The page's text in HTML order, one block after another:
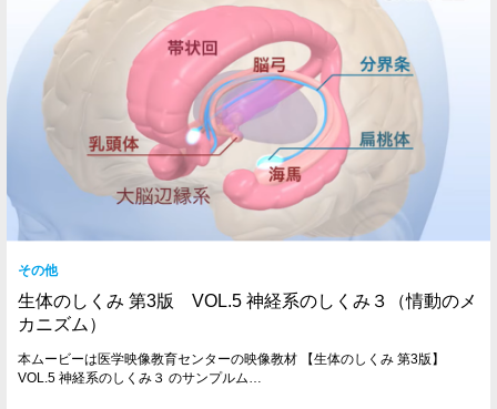
その他
生体のしくみ 第3版 VOL.5 神経系のしくみ３（情動のメ
カニズム）
本ムービーは医学映像教育センターの映像教材 【生体のしくみ 第3版】
VOL.5 神経系のしくみ３ のサンプルム…